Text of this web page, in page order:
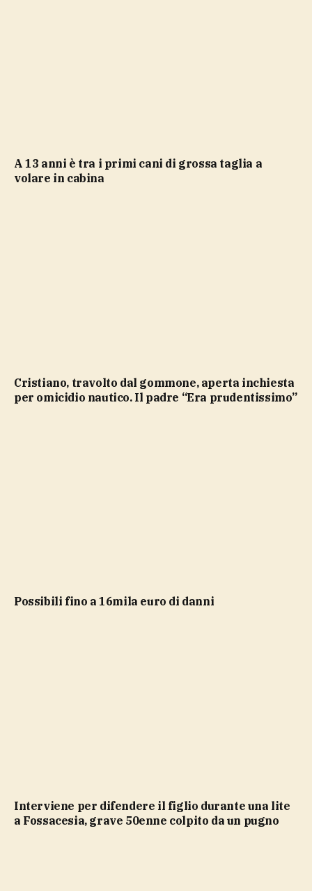
a 13 anni è tra i primi cani di grossa taglia a
volare in cabina
Cristiano, travolto dal gommone, aperta inchiesta
per omicidio nautico. Il padre “Era prudentissimo”
possibili fino a 16mila euro di danni
Interviene per difendere il figlio durante una lite
a Fossacesia, grave 50enne colpito da un pugno